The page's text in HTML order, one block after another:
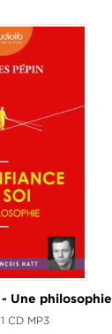
- Une philosophie
CD MP3